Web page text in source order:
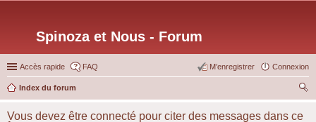
Spinoza et Nous - Forum
Accès rapide FAQ Connexion
M’enregistrer
Index du forum
Vous devez être connecté pour citer des messages dans ce